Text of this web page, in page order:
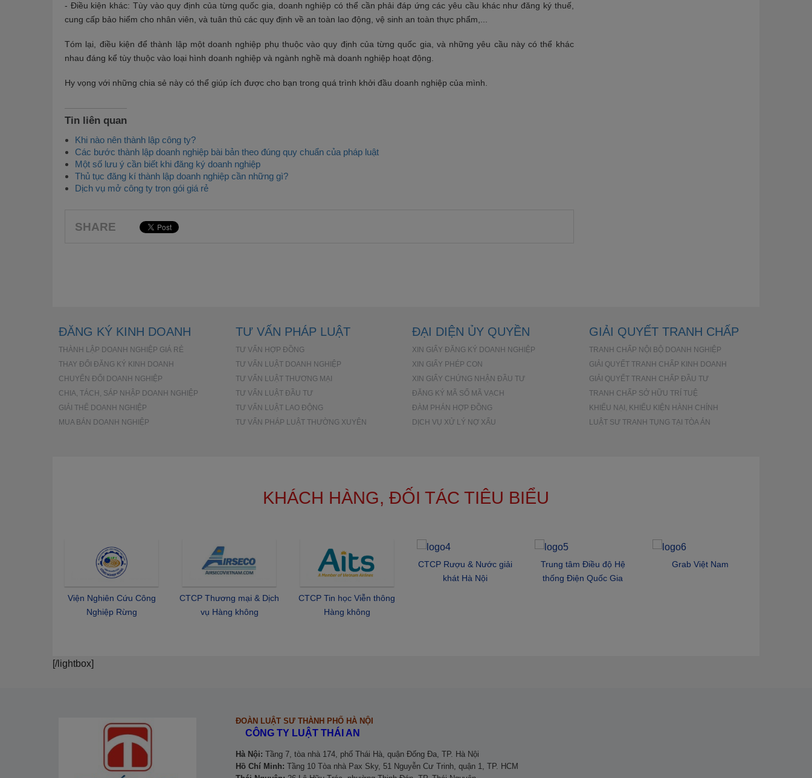
- Điều kiện khác: Tùy vào quy định của từng quốc gia, doanh nghiệp có thể cần phải đáp ứng các yêu cầu khác như đăng ký thuế,
cung cấp bảo hiểm cho nhân viên, và tuân thủ các quy định về an toàn lao động, vệ sinh an toàn thực phẩm,...
Tóm lại, điều kiện để thành lập một doanh nghiệp phụ thuộc vào quy định của từng quốc gia, và những yêu cầu này có thể khác
nhau đáng kể tùy thuộc vào loại hình doanh nghiệp và ngành nghề mà doanh nghiệp hoạt động.
Hy vọng với những chia sẻ này có thể giúp ích được cho bạn trong quá trình khởi đầu doanh nghiệp của mình.
Tin liên quan
Khi nào nên thành lập công ty?
Các bước thành lập doanh nghiệp bài bản theo đúng quy chuẩn của pháp luật
Một số lưu ý cần biết khi đăng ký doanh nghiệp
Thủ tục đăng kí thành lập doanh nghiệp cần những gì?
Dịch vụ mở công ty trọn gói giá rẻ
SHARE
ĐĂNG KÝ KINH DOANH
THÀNH LẬP DOANH NGHIỆP GIÁ RẺ
THAY ĐỔI ĐĂNG KÝ KINH DOANH
CHUYỂN ĐỔI DOANH NGHIỆP
CHIA, TÁCH, SÁP NHẬP DOANH NGHIỆP
GIẢI THỂ DOANH NGHIỆP
MUA BÁN DOANH NGHIỆP
TƯ VẤN PHÁP LUẬT
TƯ VẤN HỢP ĐỒNG
TƯ VẤN LUẬT DOANH NGHIỆP
TƯ VẤN LUẬT THƯƠNG MẠI
TƯ VẤN LUẬT ĐẦU TƯ
TƯ VẤN LUẬT LAO ĐỘNG
TƯ VẤN PHÁP LUẬT THƯỜNG XUYÊN
ĐẠI DIỆN ỦY QUYỀN
XIN GIẤY ĐĂNG KÝ DOANH NGHIỆP
XIN GIẤY PHÉP CON
XIN GIẤY CHỨNG NHẬN ĐẦU TƯ
ĐĂNG KÝ MÃ SỐ MÃ VẠCH
ĐÀM PHÁN HỢP ĐỒNG
DỊCH VỤ XỬ LÝ NỢ XẤU
GIẢI QUYẾT TRANH CHẤP
TRANH CHẤP NỘI BỘ DOANH NGHIỆP
GIẢI QUYẾT TRANH CHẤP KINH DOANH
GIẢI QUYẾT TRANH CHẤP ĐẦU TƯ
TRANH CHẤP SỞ HỮU TRÍ TUỆ
KHIẾU NẠI, KHIẾU KIỆN HÀNH CHÍNH
LUẬT SƯ TRANH TỤNG TẠI TÒA ÁN
ĐOÀN LUẬT SƯ THÀNH PHỐ HÀ NỘI
CÔNG TY LUẬT THÁI AN
Hà Nội: Tầng 7, tòa nhà 174, phố Thái Hà, quận Đống Đa, TP. Hà Nội
Hồ Chí Minh: Tầng 10 Tòa nhà Pax Sky, 51 Nguyễn Cư Trinh, quận 1, TP. HCM